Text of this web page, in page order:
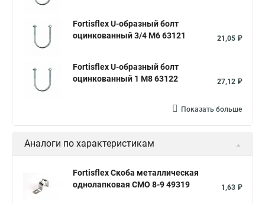
Fortisflex U-образный болт
оцинкованный 3/4 М6 63121
21,05 ₽
Fortisflex U-образный болт
оцинкованный 1 М8 63122
27,12 ₽
Показать больше
Аналоги по характеристикам
Fortisflex Скоба металлическая
однолапковая СМО 8-9 49319
1,63 ₽